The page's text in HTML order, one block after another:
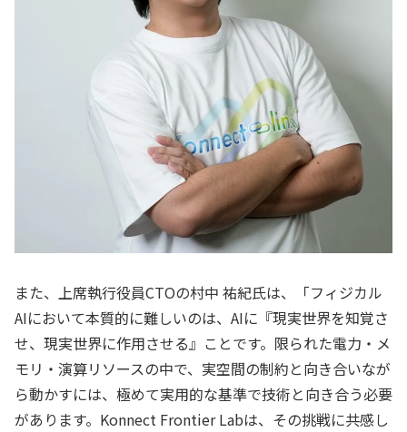
また、上席執行役員CTOの村中 祐紀氏は、「フィジカル
AIにおいて本質的に難しいのは、AIに『現実世界を知覚さ
せ、現実世界に作用させる』ことです。限られた電力・メ
モリ・演算リソースの中で、実空間の制約と向き合いなが
ら動かすには、極めて実用的な基準で技術と向き合う必要
があります。Konnect Frontier Labは、その挑戦に共感し